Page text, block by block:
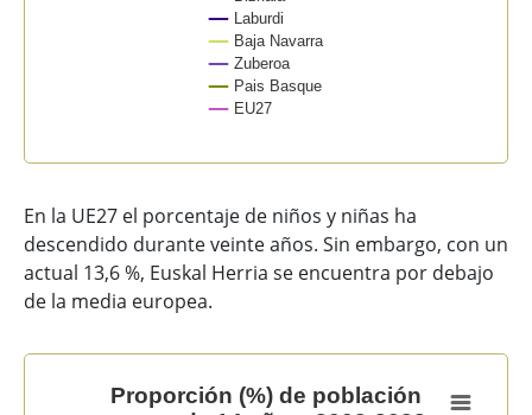
Laburdi
Baja Navarra
Zuberoa
Pais Basque
EU27
En la UE27 el porcentaje de niños y niñas ha
descendido durante veinte años. Sin embargo, con un
actual 13,6 %, Euskal Herria se encuentra por debajo
de la media europea.
Proporción (%) de población menor de 14 años, 2002-
Proporción (%) de población